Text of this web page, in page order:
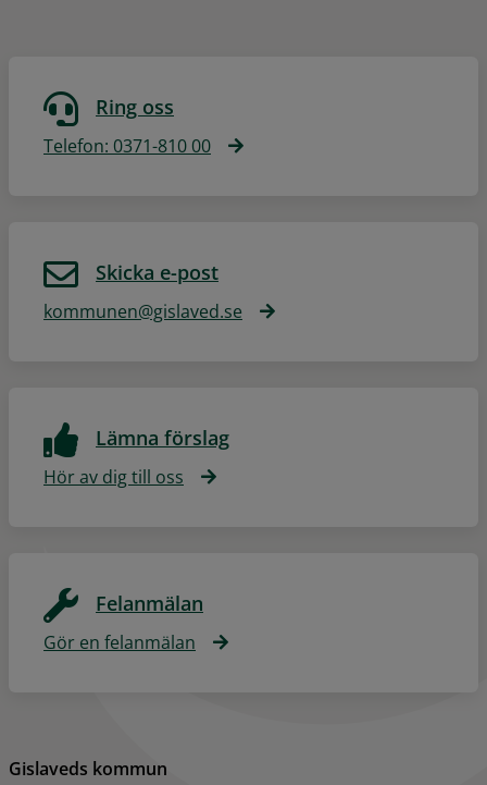
Ring oss
Telefon: 0371-810 00
Skicka e-post
kommunen@gislaved.se
Lämna förslag
Hör av dig till oss
Felanmälan
Gör en felanmälan
Gislaveds kommun